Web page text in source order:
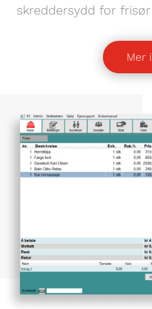
skreddersydd for
Mer